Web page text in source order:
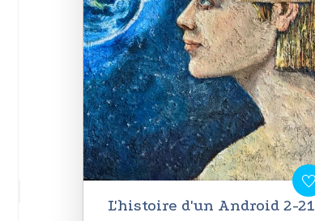
L'histoire d'un Android 2-21